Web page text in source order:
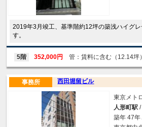
2019年3月竣工、基準階約12坪の築浅ハイグ
す。
5階 352,000円 管：賃料に含む（12.14坪）
西田堀留ビル
事務所
東京メト
人形町駅
築年 47年